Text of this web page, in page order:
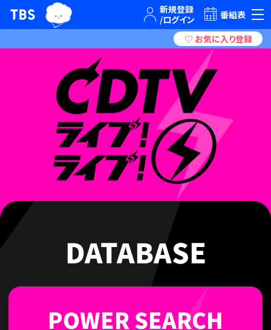
TBSテレビ｜ときめくときを。
TBSグループキャラクター『ワクティ』
番組表
DATABASE